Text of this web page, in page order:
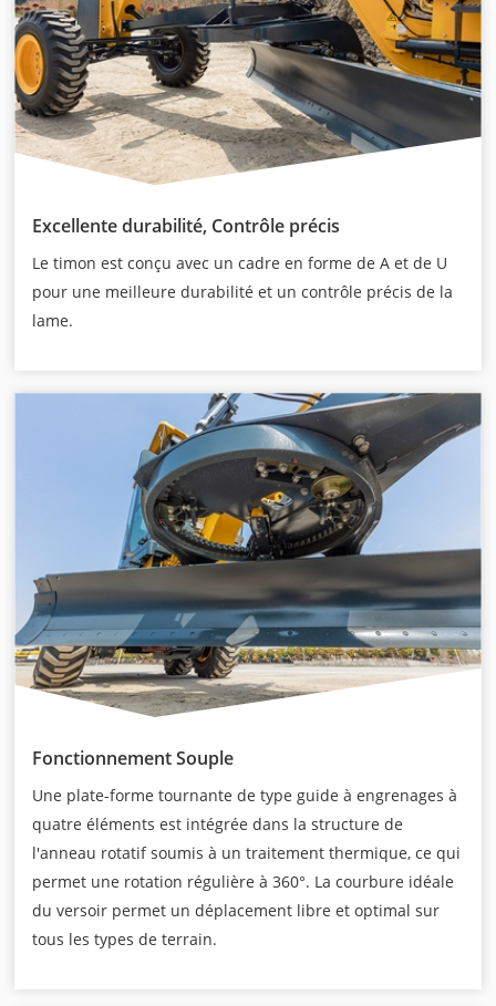
Excellente durabilité, Contrôle précis
Le timon est conçu avec un cadre en forme de A et de U
pour une meilleure durabilité et un contrôle précis de la
lame.
Fonctionnement Souple
Une plate-forme tournante de type guide à engrenages à
quatre éléments est intégrée dans la structure de
l'anneau rotatif soumis à un traitement thermique, ce qui
permet une rotation régulière à 360°. La courbure idéale
du versoir permet un déplacement libre et optimal sur
tous les types de terrain.